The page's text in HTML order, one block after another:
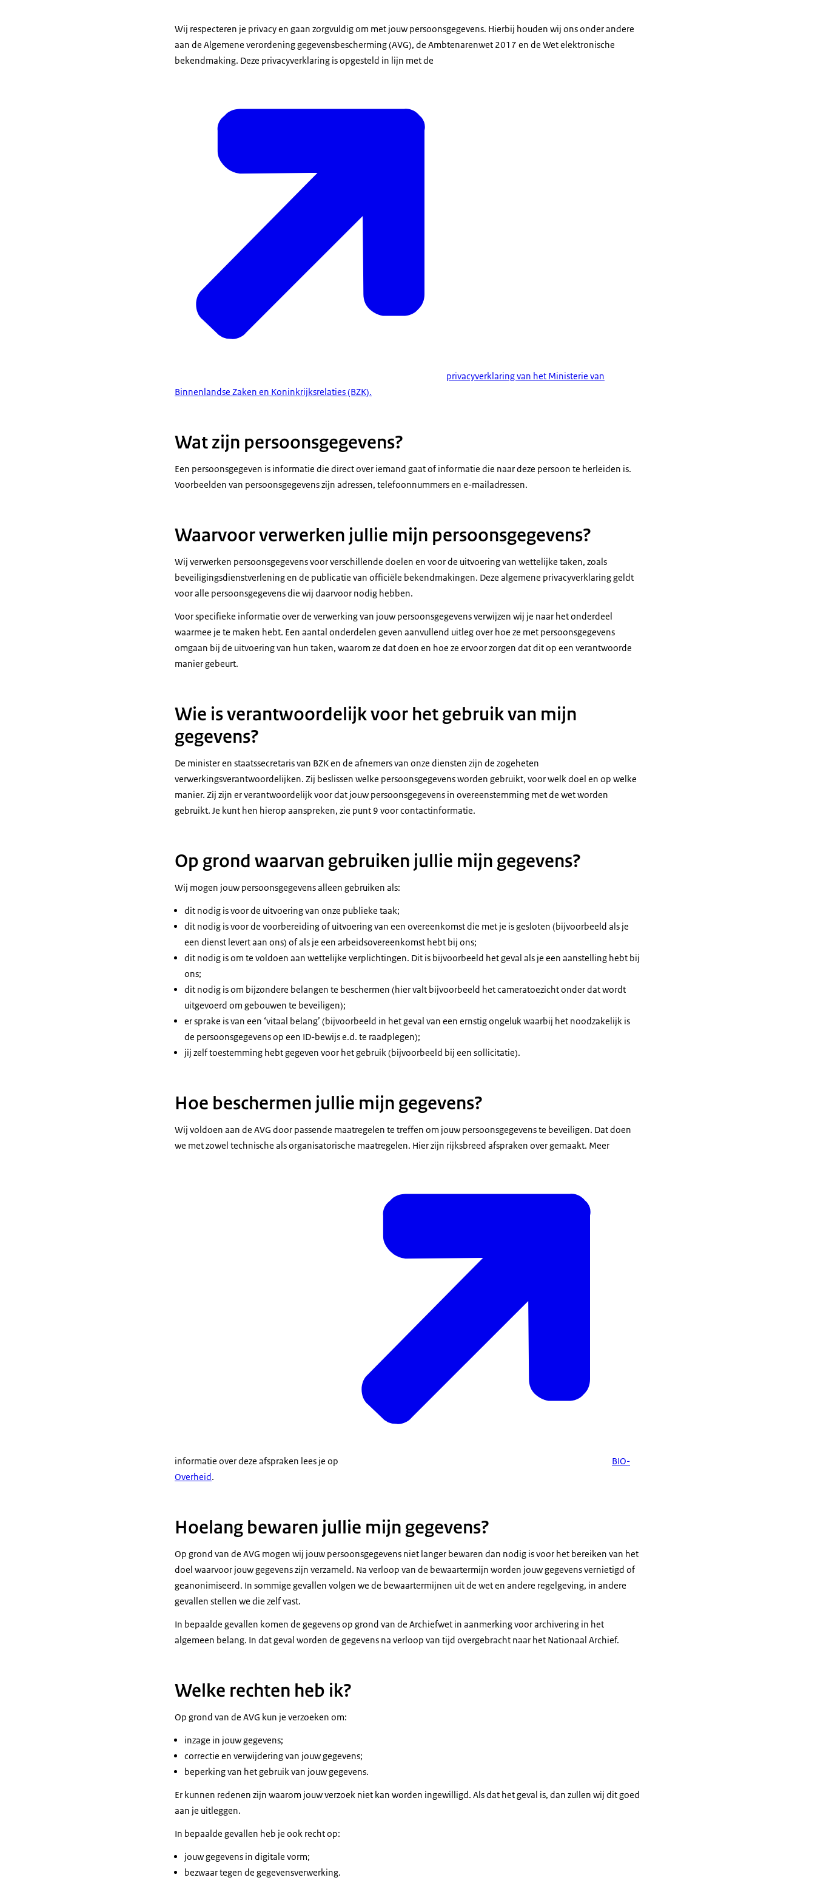
Wij respecteren je privacy en gaan zorgvuldig om met jouw persoonsgegevens. Hierbij houden wij ons onder andere
aan de Algemene verordening gegevensbescherming (AVG), de Ambtenarenwet 2017 en de Wet elektronische
bekendmaking. Deze privacyverklaring is opgesteld in lijn met de
privacyverklaring van het Ministerie van
Binnenlandse Zaken en Koninkrijksrelaties (BZK).
Wat zijn persoonsgegevens?
Een persoonsgegeven is informatie die direct over iemand gaat of informatie die naar deze persoon te herleiden is.
Voorbeelden van persoonsgegevens zijn adressen, telefoonnummers en e-mailadressen.
Waarvoor verwerken jullie mijn persoonsgegevens?
Wij verwerken persoonsgegevens voor verschillende doelen en voor de uitvoering van wettelijke taken, zoals
beveiligingsdienstverlening en de publicatie van officiële bekendmakingen. Deze algemene privacyverklaring geldt
voor alle persoonsgegevens die wij daarvoor nodig hebben.
Voor specifieke informatie over de verwerking van jouw persoonsgegevens verwijzen wij je naar het onderdeel
waarmee je te maken hebt. Een aantal onderdelen geven aanvullend uitleg over hoe ze met persoonsgegevens
omgaan bij de uitvoering van hun taken, waarom ze dat doen en hoe ze ervoor zorgen dat dit op een verantwoorde
manier gebeurt.
Wie is verantwoordelijk voor het gebruik van mijn
gegevens?
De minister en staatssecretaris van BZK en de afnemers van onze diensten zijn de zogeheten
verwerkingsverantwoordelijken. Zij beslissen welke persoonsgegevens worden gebruikt, voor welk doel en op welke
manier. Zij zijn er verantwoordelijk voor dat jouw persoonsgegevens in overeenstemming met de wet worden
gebruikt. Je kunt hen hierop aanspreken, zie punt 9 voor contactinformatie.
Op grond waarvan gebruiken jullie mijn gegevens?
Wij mogen jouw persoonsgegevens alleen gebruiken als:
dit nodig is voor de uitvoering van onze publieke taak;
dit nodig is voor de voorbereiding of uitvoering van een overeenkomst die met je is gesloten (bijvoorbeeld als je
een dienst levert aan ons) of als je een arbeidsovereenkomst hebt bij ons;
dit nodig is om te voldoen aan wettelijke verplichtingen. Dit is bijvoorbeeld het geval als je een aanstelling hebt bij
ons;
dit nodig is om bijzondere belangen te beschermen (hier valt bijvoorbeeld het cameratoezicht onder dat wordt
uitgevoerd om gebouwen te beveiligen);
er sprake is van een ‘vitaal belang’ (bijvoorbeeld in het geval van een ernstig ongeluk waarbij het noodzakelijk is
de persoonsgegevens op een ID-bewijs e.d. te raadplegen);
jij zelf toestemming hebt gegeven voor het gebruik (bijvoorbeeld bij een sollicitatie).
Hoe beschermen jullie mijn gegevens?
Wij voldoen aan de AVG door passende maatregelen te treffen om jouw persoonsgegevens te beveiligen. Dat doen
we met zowel technische als organisatorische maatregelen. Hier zijn rijksbreed afspraken over gemaakt. Meer
informatie over deze afspraken lees je op
BIO-
Overheid.
Hoelang bewaren jullie mijn gegevens?
Op grond van de AVG mogen wij jouw persoonsgegevens niet langer bewaren dan nodig is voor het bereiken van het
doel waarvoor jouw gegevens zijn verzameld. Na verloop van de bewaartermijn worden jouw gegevens vernietigd of
geanonimiseerd. In sommige gevallen volgen we de bewaartermijnen uit de wet en andere regelgeving, in andere
gevallen stellen we die zelf vast.
In bepaalde gevallen komen de gegevens op grond van de Archiefwet in aanmerking voor archivering in het
algemeen belang. In dat geval worden de gegevens na verloop van tijd overgebracht naar het Nationaal Archief.
Welke rechten heb ik?
Op grond van de AVG kun je verzoeken om:
inzage in jouw gegevens;
correctie en verwijdering van jouw gegevens;
beperking van het gebruik van jouw gegevens.
Er kunnen redenen zijn waarom jouw verzoek niet kan worden ingewilligd. Als dat het geval is, dan zullen wij dit goed
aan je uitleggen.
In bepaalde gevallen heb je ook recht op:
jouw gegevens in digitale vorm;
bezwaar tegen de gegevensverwerking.